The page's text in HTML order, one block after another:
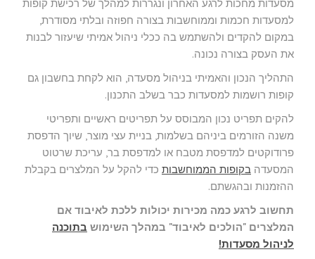
מסעדות מחכות לרגע האחרון ונגררות למהלך של רכישת קופות
למסעדות חכמות וממוחשבות בצורה חפוזה ובלתי מסודרת,
במקום להקדים ולהשתמש בה ככלי ניהול אמיתי שיעזור לבנות
את העסק בצורה נכונה.
התהליך הנכון והאמיתי בניהול מסעדה, הוא לקחת בחשבון גם
קופות רושמות למסעדות כבר בשלב התכנון.
להקים תפריט נכון המבוסס על תפריטים ראשיים ותפריטי
משנה הזורמים ביניהם בשלמות, בניית עצי מוצר, שיוך הדפסת
פרודוקטים למדפסת מטבח או למדפסת בר, עריכת שרטוט
המסעדה בקופות הממוחשבות כדי להקל על המלצרים בקבלת
ההזמנות ובהגשתם.
תחשוב לרגע כמה מכירות יכולות ללכת לאיבוד אם
המלצרים "הולכים לאיבוד" במהלך השימוש בתוכנה
לניהול מסעדות!